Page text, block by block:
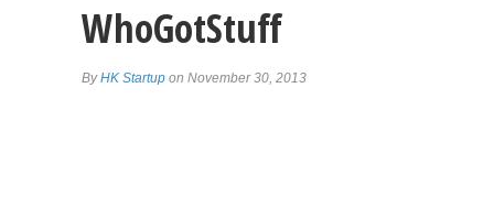
WhoGotStuff
ByHK Startup on November 30, 2013